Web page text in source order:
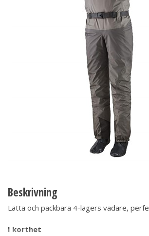
Beskrivning
Lätta och packbara 4-lagers vadare,
I korthet